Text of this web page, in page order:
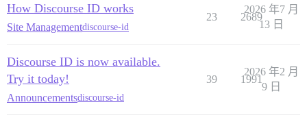
How Discourse ID works
Site Managementdiscourse-id
23 2689
2026 年7 月
13 日
Discourse ID is now available.
Try it today!
Announcementsdiscourse-id
39 1991
2026 年2 月
9 日